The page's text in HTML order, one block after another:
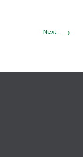
Next →